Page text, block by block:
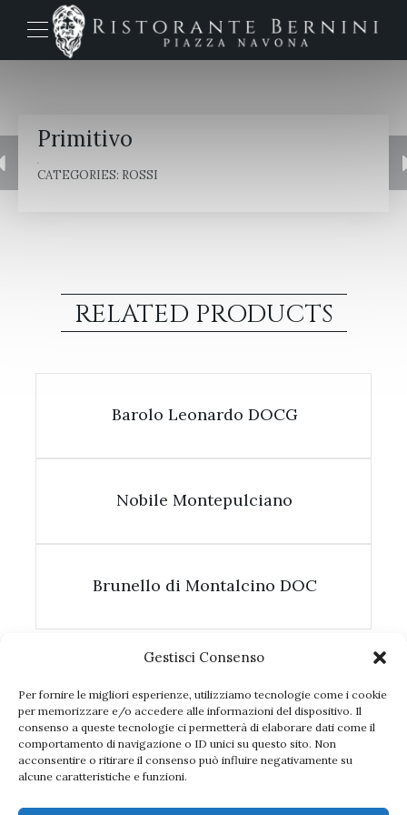
Gestisci Consenso
Per fornire le migliori esperienze, utilizziamo tecnologie come i cookie
per memorizzare e/o accedere alle informazioni del dispositivo. Il
consenso a queste tecnologie ci permetterà di elaborare dati come il
comportamento di navigazione o ID unici su questo sito. Non
acconsentire o ritirare il consenso può influire negativamente su
alcune caratteristiche e funzioni.
Primitivo
CATEGORIES: ROSSI
RELATED PRODUCTS
Barolo Leonardo DOCG
Nobile Montepulciano
Brunello di Montalcino DOC
Seguici sui social